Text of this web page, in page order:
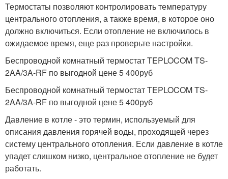
Термостаты позволяют контролировать температуру
центрального отопления, а также время, в которое оно
должно включиться. Если отопление не включилось в
ожидаемое время, еще раз проверьте настройки.
Беспроводной комнатный термостат TEPLOCOM TS-
2AA/3A-RF по выгодной цене 5 400руб
Беспроводной комнатный термостат TEPLOCOM TS-
2AA/3A-RF по выгодной цене 5 400руб
Давление в котле - это термин, используемый для
описания давления горячей воды, проходящей через
систему центрального отопления. Если давление в котле
упадет слишком низко, центральное отопление не будет
работать.